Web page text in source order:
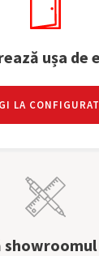
ușa de
LA